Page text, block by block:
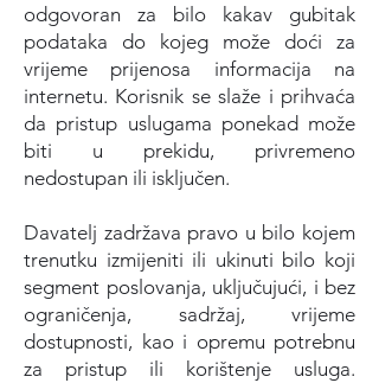
odgovoran za bilo kakav gubitak
podataka do kojeg može doći za
vrijeme prijenosa informacija na
internetu. Korisnik se slaže i prihvaća
da pristup uslugama ponekad može
biti u prekidu, privremeno
nedostupan ili isključen.
Davatelj zadržava pravo u bilo kojem
trenutku izmijeniti ili ukinuti bilo koji
segment poslovanja, uključujući, i bez
ograničenja, sadržaj, vrijeme
dostupnosti, kao i opremu potrebnu
za pristup ili korištenje usluga.